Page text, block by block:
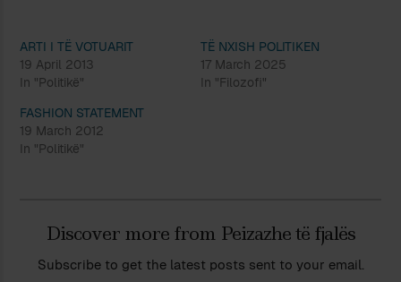
ARTI I TË VOTUARIT
19 April 2013
In "Politikë"
TË NXISH POLITIKEN
17 March 2025
In "Filozofi"
FASHION STATEMENT
19 March 2012
In "Politikë"
Discover more from Peizazhe të fjalës
Subscribe to get the latest posts sent to your email.